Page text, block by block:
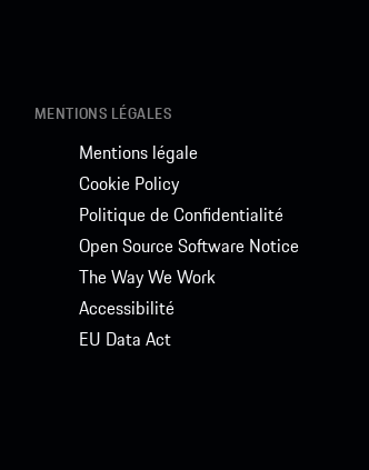
MENTIONS LÉGALES
Mentions légale
Cookie Policy
Politique de Confidentialité
Open Source Software Notice
The Way We Work
Accessibilité
EU Data Act